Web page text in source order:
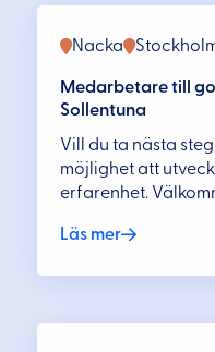
Nacka
Medarbetare till
Sollentuna
Vill du ta nästa
möjlighet att
erfarenhet.
Läs mer